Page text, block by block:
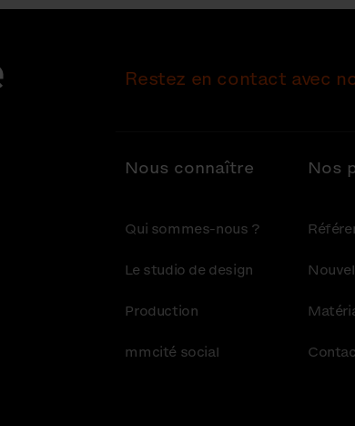
Restez en contact avec
Nous connaître
Qui sommes-nous ?
Le studio de design
Production
mmcité social
Nos